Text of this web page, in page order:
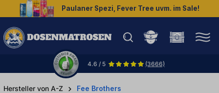
springen Paulaner Spezi, Fever Tree uvm. im Sale!
4.6 / 5 (3666)
Hersteller von A-Z Fee Brothers